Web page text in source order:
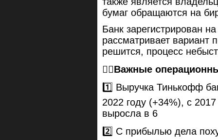
бумаг обращаются на
Банк зарегистрирован
рассматривает вариант
решится, процесс
👉🏻Важные
1️⃣ Выручка Тинькофф
2022 году (+34%), с
выросла в 6
2️⃣ С прибылью дела